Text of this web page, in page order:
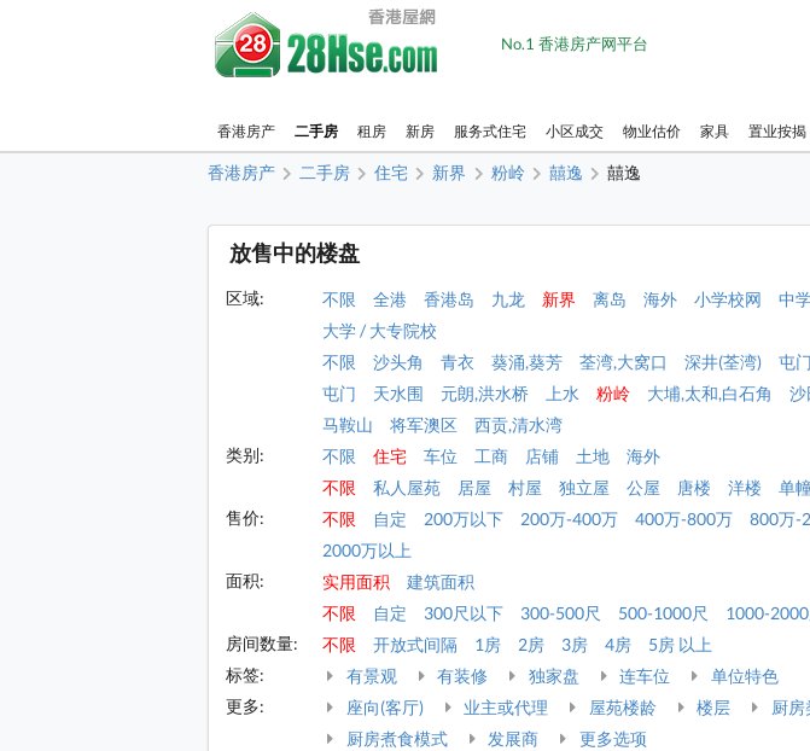
No.1 香港房产网平台
香港房产 二手房 租房 新房 服务式住宅 小区成交 物业估价 家具 置业按揭
香港房产 二手房 住宅 新界 粉岭 囍逸 囍逸
放售中的楼盘
区域: 不限 全港 香港岛 九龙 新界 离岛 海外 小学校网
中
大学 / 大专院校
不限
沙头角 青衣 葵涌,葵芳 荃湾,大窝口 深井(荃湾)
屯
屯门
天水围 元朗,洪水桥 上水 粉岭 大埔,太和,白石角
沙
马鞍山
将军澳区
西贡,清水湾
类别:
不限 住宅 车位 工商 店铺 土地
海外
不限
私人屋苑 居屋 村屋 独立屋 公屋 唐楼 洋楼
单
售价:
不限 自定 200万以下 200万-400万 400万-800万
800万-
2000万以上
面积:
实用面积
建筑面积
不限
自定 300尺以下 300-500尺 500-1000尺 1000-2000
房间数量:
不限 开放式间隔 1房 2房 3房 4房
5房 以上
标签:
有景观 有装修 独家盘 连车位
单位特色
更多:
座向(客厅) 业主或代理 屋苑楼龄 楼层
厨房
厨房煮食模式
发展商 更多选项